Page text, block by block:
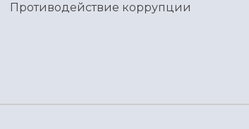
Противодействие коррупции